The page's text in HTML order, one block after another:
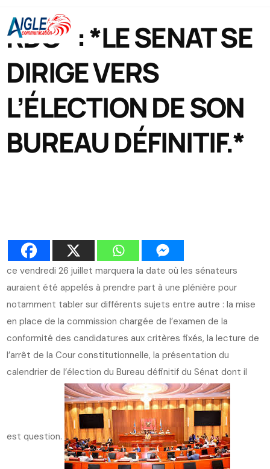
RDC* : *LE SENAT SE
DIRIGE VERS
L’ÉLECTION DE SON
BUREAU DÉFINITIF.*
ce vendredi 26 juillet marquera la date où les sénateurs
auraient été appelés à prendre part à une plénière pour
notamment tabler sur différents sujets entre autre : la mise
en place de la commission chargée de l’examen de la
conformité des candidatures aux critères fixés, la lecture de
l’arrêt de la Cour constitutionnelle, la présentation du
calendrier de l’élection du Bureau définitif du Sénat dont il
est question.